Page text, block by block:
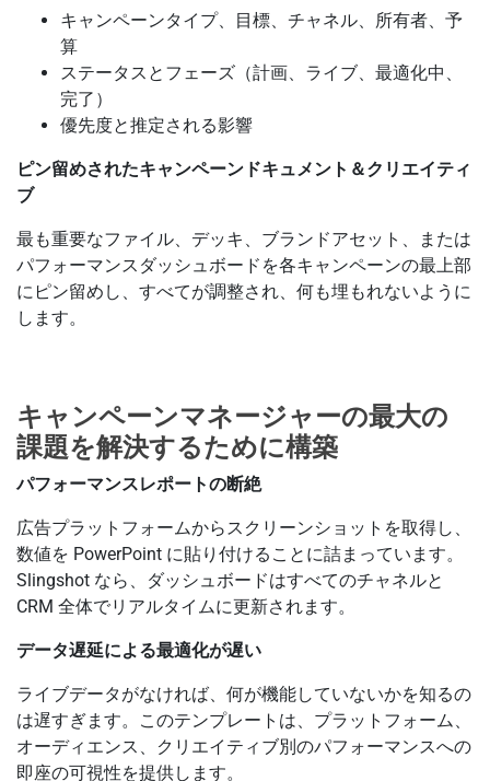
キャンペーンタイプ、目標、チャネル、所有者、予
算
ステータスとフェーズ（計画、ライブ、最適化中、
完了）
優先度と推定される影響
ピン留めされたキャンペーンドキュメント＆クリエイティ
ブ
最も重要なファイル、デッキ、ブランドアセット、または
パフォーマンスダッシュボードを各キャンペーンの最上部
にピン留めし、すべてが調整され、何も埋もれないように
します。
キャンペーンマネージャーの最大の
課題を解決するために構築
パフォーマンスレポートの断絶
広告プラットフォームからスクリーンショットを取得し、
数値を PowerPoint に貼り付けることに詰まっています。
Slingshot なら、ダッシュボードはすべてのチャネルと
CRM 全体でリアルタイムに更新されます。
データ遅延による最適化が遅い
ライブデータがなければ、何が機能していないかを知るの
は遅すぎます。このテンプレートは、プラットフォーム、
オーディエンス、クリエイティブ別のパフォーマンスへの
即座の可視性を提供します。